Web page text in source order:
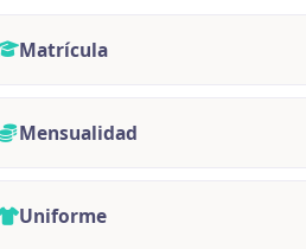
Matrícula
Mensualidad
Uniforme